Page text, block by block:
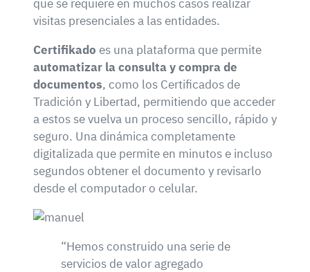
que se requiere en muchos casos realizar
visitas presenciales a las entidades.
Certifikado es una plataforma que permite
automatizar la consulta y compra de
documentos, como los Certificados de
Tradición y Libertad, permitiendo que acceder
a estos se vuelva un proceso sencillo, rápido y
seguro. Una dinámica completamente
digitalizada que permite en minutos e incluso
segundos obtener el documento y revisarlo
desde el computador o celular.
“Hemos construido una serie de
servicios de valor agregado